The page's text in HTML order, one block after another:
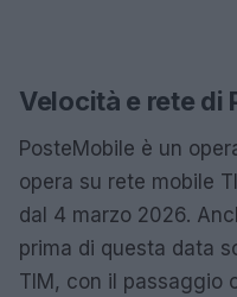
Velocità e rete di
PosteMobile è un
opera su rete mobile
dal 4 marzo 2026.
prima di questa data
TIM, con il passaggio